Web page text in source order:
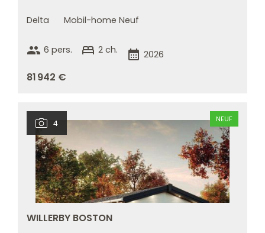
Delta Mobil-home Neuf
group 6 pers. bed 2 ch. calendar_month 2026
81 942 €
4 NEUF
WILLERBY BOSTON